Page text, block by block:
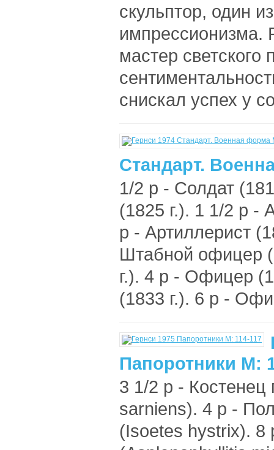
скульптор, один
импрессионизма.
мастер светского
снискал успех у
Стандарт.
1/2 р - Солдат
(1825 г.). 1 1/2 р -
р - Артиллерист
Штабной офицер
г.). 4 р - Офицер
(1833 г.). 6 р -
Папоротники М:
3 1/2 р - Костенец
sarniens). 4 р -
(Isoetes hystrix). 8